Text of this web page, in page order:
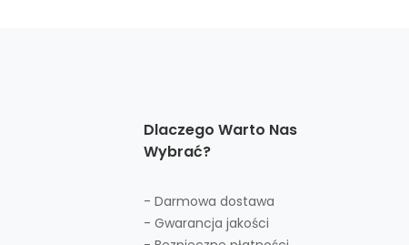
Dlaczego Warto Nas
Wybrać?
- Darmowa dostawa
- Gwarancja jakości